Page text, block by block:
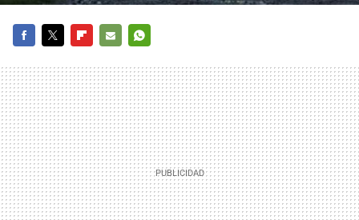
MAIL